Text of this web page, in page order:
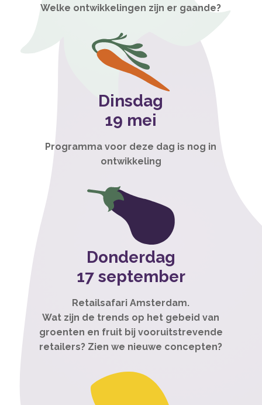
Welke ontwikkelingen zijn er gaande?
Dinsdag
19 mei
Programma voor deze dag is nog in
ontwikkeling
Donderdag
17 september
Retailsafari Amsterdam.
Wat zijn de trends op het gebeid van
groenten en fruit bij vooruitstrevende
retailers? Zien we nieuwe concepten?